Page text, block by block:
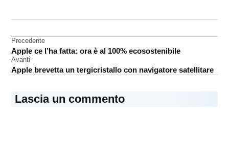
IKEA
speaker
Navigazione
articoli
Precedente
Apple ce l’ha fatta: ora è al 100% ecosostenibile
Avanti
Apple brevetta un tergicristallo con navigatore satellitare
Lascia un commento